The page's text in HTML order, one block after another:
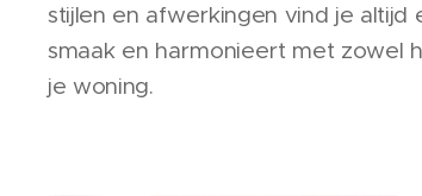
stijlen en afwerkingen vind je altijd
smaak en harmonieert met zowel
je woning.